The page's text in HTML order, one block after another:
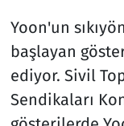
Yoon'un
başlayan
ediyor. Sivil
Sendikaları